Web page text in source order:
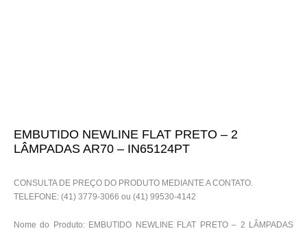
EMBUTIDO NEWLINE FLAT PRETO – 2
LÂMPADAS AR70 – IN65124PT
CONSULTA DE PREÇO DO PRODUTO MEDIANTE A CONTATO.
TELEFONE: (41) 3779-3066 ou (41) 99530-4142
Nome do Produto: EMBUTIDO NEWLINE FLAT PRETO – 2 LÂMPADAS